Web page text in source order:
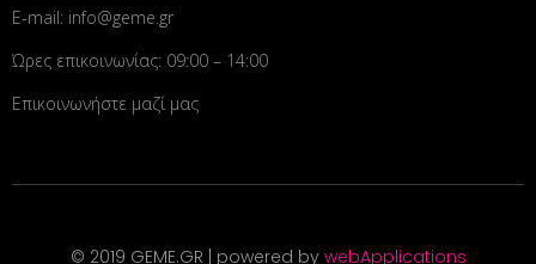
E-mail: info@geme.gr
Ώρες επικοινωνίας: 09:00 – 14:00
Επικοινωνήστε μαζί μας
© 2019 GEME.GR | powered by webApplications